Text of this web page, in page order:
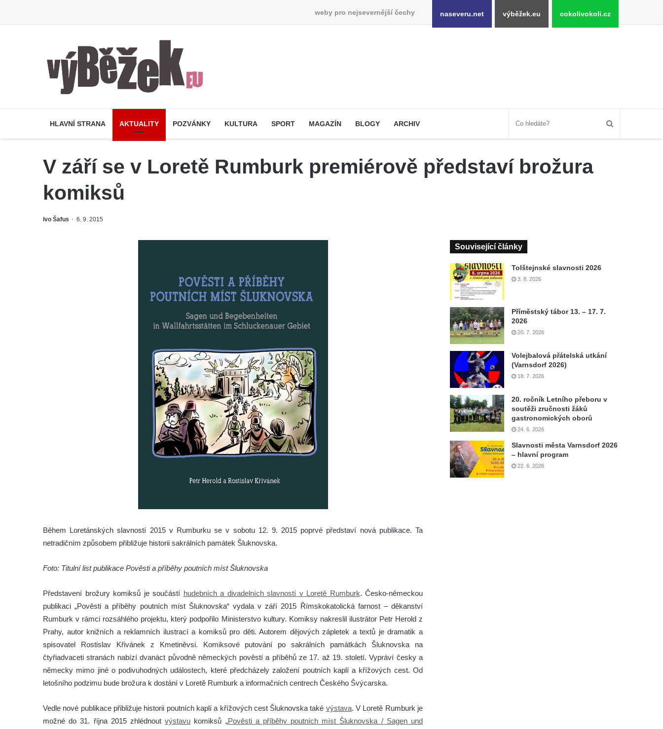
weby pro nejsevernější čechy naseveru.net výběžek.eu cokolivokoli.cz
HLAVNÍ STRANA AKTUALITY POZVÁNKY KULTURA SPORT MAGAZÍN BLOGY ARCHIV
V září se v Loretě Rumburk premiérově představí brožura
komiksů
Ivo Šafus 6. 9. 2015
Během Loretánských slavností 2015 v Rumburku se v sobotu 12. 9. 2015 poprvé představí nová publikace. Ta
netradičním způsobem přibližuje historii sakrálních památek Šluknovska.
Foto: Titulní list publikace Pověsti a příběhy poutních míst Šluknovska
Představení brožury komiksů je součástí hudebních a divadelních slavností v Loretě Rumburk. Česko-německou
publikaci „Pověsti a příběhy poutních míst Šluknovska“ vydala v září 2015 Římskokatolická farnost – děkanství
Rumburk v rámci rozsáhlého projektu, který podpořilo Ministerstvo kultury. Komiksy nakreslil ilustrátor Petr Herold z
Prahy, autor knižních a reklamních ilustrací a komiksů pro děti. Autorem dějových zápletek a textů je dramatik a
spisovatel Rostislav Křivánek z Kmetiněvsi. Komiksové putování po sakrálních památkách Šluknovska na
čtyřiadvaceti stranách nabízí dvanáct původně německých pověstí a příběhů ze 17. až 19. století. Vypráví česky a
německy mimo jiné o podivuhodných událostech, které předcházely založení poutních kaplí a křížových cest. Od
letošního podzimu bude brožura k dostání v Loretě Rumburk a informačních centrech Českého Švýcarska.
Vedle nové publikace přibližuje historii poutních kaplí a křížových cest Šluknovska také výstava. V Loretě Rumburk je
možné do 31. října 2015 zhlédnoutvýstavu komiksů „Pověsti a příběhy poutních míst Šluknovska / Sagen und
Související články
Tolštejnské slavnosti 2026
3. 8. 2026
Příměstský tábor 13. – 17. 7.
2026
20. 7. 2026
Volejbalová přátelská utkání
(Varnsdorf 2026)
18. 7. 2026
20. ročník Letního přeboru v
soutěži zručnosti žáků
gastronomických oborů
24. 6. 2026
Slavnosti města Varnsdorf 2026
– hlavní program
22. 6. 2026